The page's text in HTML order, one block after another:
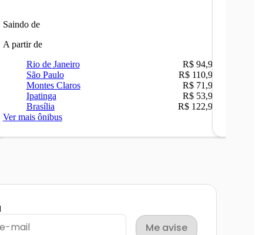
Saindo de
A partir de
Rio de Janeiro
R$ 94,90
São Paulo
R$ 110,90
Montes Claros
R$ 71,90
Ipatinga
R$ 53,90
Brasília
R$ 122,90
Ver mais ônibus
Me avise